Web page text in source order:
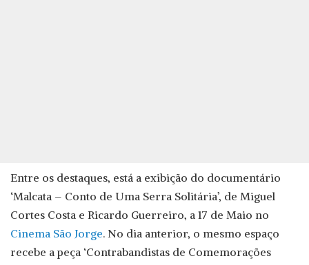
Entre os destaques, está a exibição do documentário
‘Malcata – Conto de Uma Serra Solitária’, de Miguel
Cortes Costa e Ricardo Guerreiro, a 17 de Maio no
Cinema São Jorge. No dia anterior, o mesmo espaço
recebe a peça ‘Contrabandistas de Comemorações